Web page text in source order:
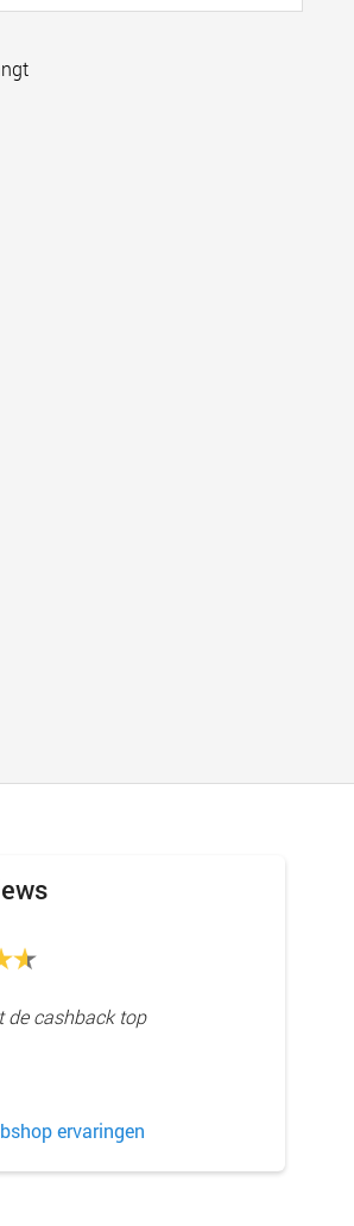
de cashback top
ervaringen